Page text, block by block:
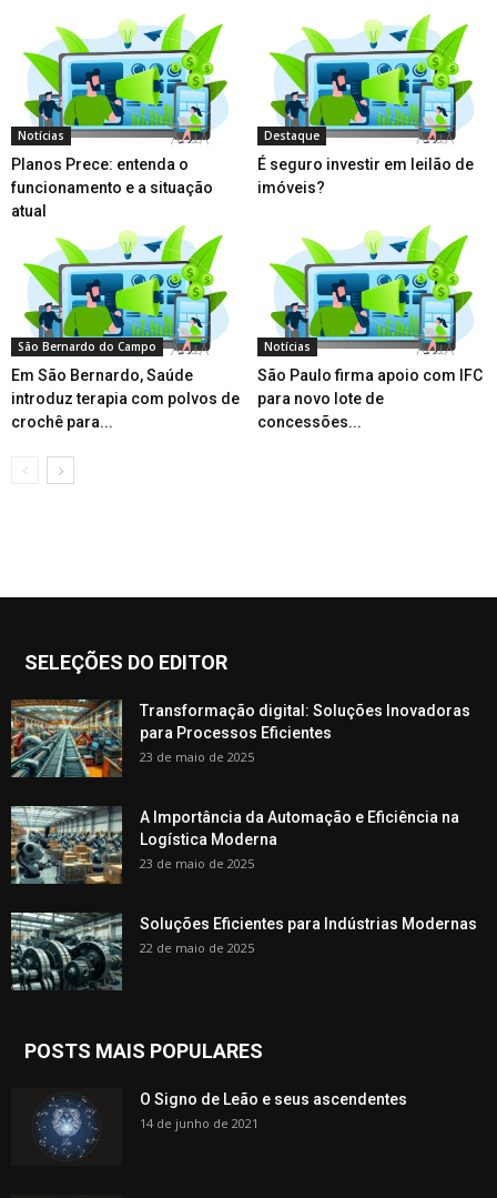
Notícias
Planos Prece: entenda o
funcionamento e a situação
atual
Destaque
É seguro investir em leilão de
imóveis?
São Bernardo do Campo
Em São Bernardo, Saúde
introduz terapia com polvos de
crochê para...
Notícias
São Paulo firma apoio com IFC
para novo lote de
concessões...
SELEÇÕES DO EDITOR
Transformação digital: Soluções Inovadoras
para Processos Eficientes
23 de maio de 2025
A Importância da Automação e Eficiência na
Logística Moderna
23 de maio de 2025
Soluções Eficientes para Indústrias Modernas
22 de maio de 2025
POSTS MAIS POPULARES
O Signo de Leão e seus ascendentes
14 de junho de 2021